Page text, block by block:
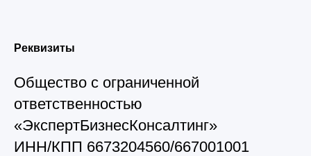
Реквизиты
Общество с ограниченной
ответственностью
«ЭкспертБизнесКонсалтинг»
ИНН/КПП 6673204560/667001001